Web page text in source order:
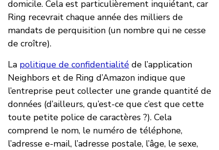
domicile. Cela est particulièrement inquiétant, car
Ring recevrait chaque année des milliers de
mandats de perquisition (un nombre qui ne cesse
de croître).
La politique de confidentialité de l’application
Neighbors et de Ring d’Amazon indique que
l’entreprise peut collecter une grande quantité de
données (d’ailleurs, qu’est-ce que c’est que cette
toute petite police de caractères ?). Cela
comprend le nom, le numéro de téléphone,
l’adresse e-mail, l’adresse postale, l’âge, le sexe,